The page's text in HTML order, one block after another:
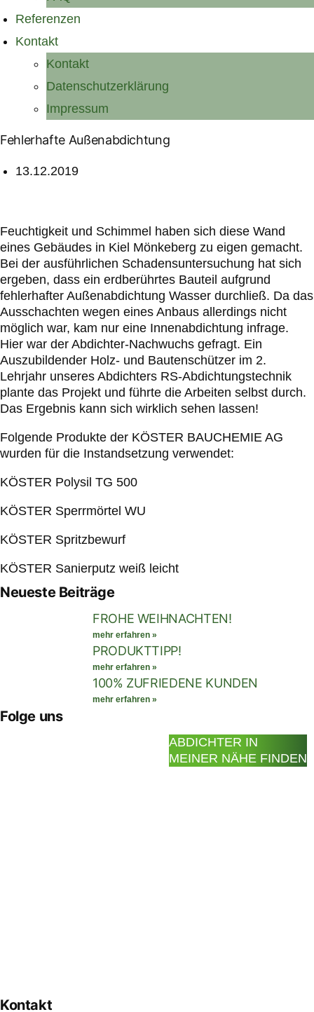
Referenzen
Kontakt
Kontakt
Datenschutzerklärung
Impressum
Fehlerhafte Außenabdichtung
13.12.2019
Feuchtigkeit und Schimmel haben sich diese Wand
eines Gebäudes in Kiel Mönkeberg zu eigen gemacht.
Bei der ausführlichen Schadensuntersuchung hat sich
ergeben, dass ein erdberührtes Bauteil aufgrund
fehlerhafter Außenabdichtung Wasser durchließ. Da das
Ausschachten wegen eines Anbaus allerdings nicht
möglich war, kam nur eine Innenabdichtung infrage.
Hier war der Abdichter-Nachwuchs gefragt. Ein
Auszubildender Holz- und Bautenschützer im 2.
Lehrjahr unseres Abdichters RS-Abdichtungstechnik
plante das Projekt und führte die Arbeiten selbst durch.
Das Ergebnis kann sich wirklich sehen lassen!
Folgende Produkte der KÖSTER BAUCHEMIE AG
wurden für die Instandsetzung verwendet:
KÖSTER Polysil TG 500
KÖSTER Sperrmörtel WU
KÖSTER Spritzbewurf
KÖSTER Sanierputz weiß leicht
Neueste Beiträge
FROHE WEIHNACHTEN!
mehr erfahren »
PRODUKTTIPP!
mehr erfahren »
100% ZUFRIEDENE KUNDEN
mehr erfahren »
Folge uns
Kontakt
ABDICHTER IN
MEINER NÄHE FINDEN